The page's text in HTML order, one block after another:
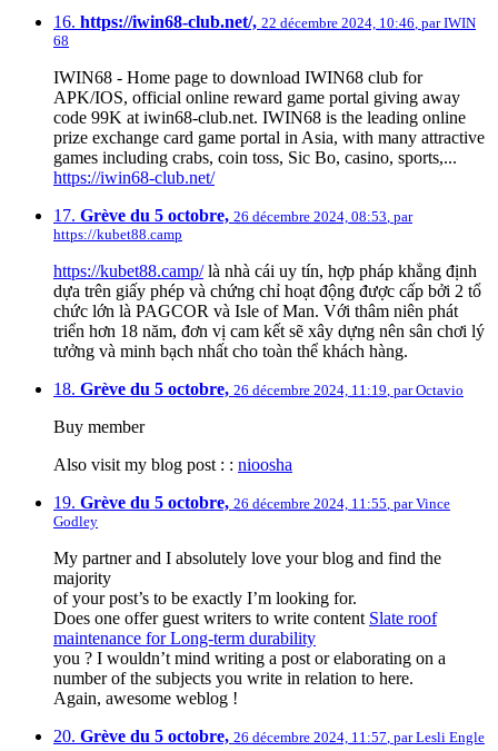
16. https://iwin68-club.net/, 22 décembre 2024, 10:46 parIWIN
68
IWIN68 - Home page to download IWIN68 club for
APK/IOS, official online reward game portal giving away
code 99K at iwin68-club.net. IWIN68 is the leading online
prize exchange card game portal in Asia, with many attractive
games including crabs, coin toss, Sic Bo, casino, sports,...
https://iwin68-club.net/
17. Grève du 5 octobre, 26 décembre 2024, 08:53 par
https://kubet88.camp
https://kubet88.camp/là nhà cái uy tín, hợp pháp khẳng định
dựa trên giấy phép và chứng chỉ hoạt động được cấp bởi 2 tổ
chức lớn là PAGCOR và Isle of Man. Với thâm niên phát
triển hơn 18 năm, đơn vị cam kết sẽ xây dựng nên sân chơi lý
tưởng và minh bạch nhất cho toàn thể khách hàng.
18. Grève du 5 octobre, 26 décembre 2024, 11:19 parOctavio
Buy member
Also visit my blog post : : nioosha
19. Grève du 5 octobre, 26 décembre 2024, 11:55 parVince
Godley
My partner and I absolutely love your blog and find the
majority
of your post’s to be exactly I’m looking for.
Does one offer guest writers to write content Slate roof
maintenance for Long-term durability
you ? I wouldn’t mind writing a post or elaborating on a
number of the subjects you write in relation to here.
Again, awesome weblog !
20. Grève du 5 octobre, 26 décembre 2024, 11:57 parLesli Engle